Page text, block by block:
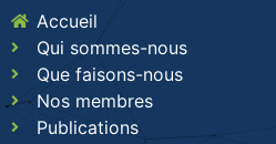
Accueil
Qui sommes-nous
Que faisons-nous
Nos membres
Publications